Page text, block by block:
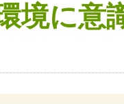
境に意